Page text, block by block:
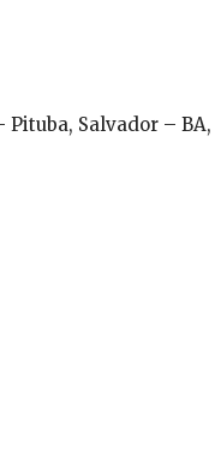
Pituba, Salvador – BA,